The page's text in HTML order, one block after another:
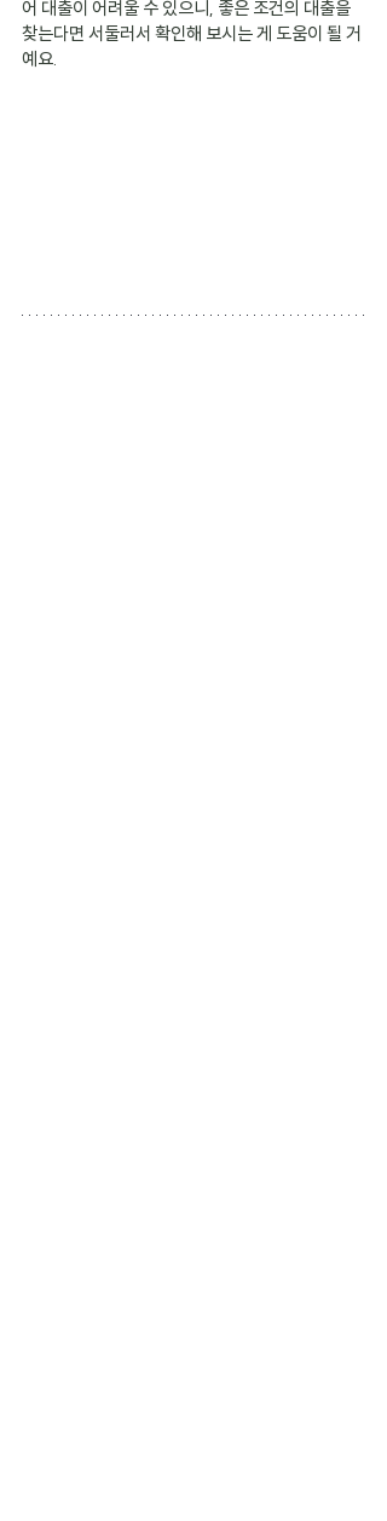
어 대출이 어려울 수 있으니, 좋은 조건의 대출을
찾는다면 서둘러서 확인해 보시는 게 도움이 될 거
예요.